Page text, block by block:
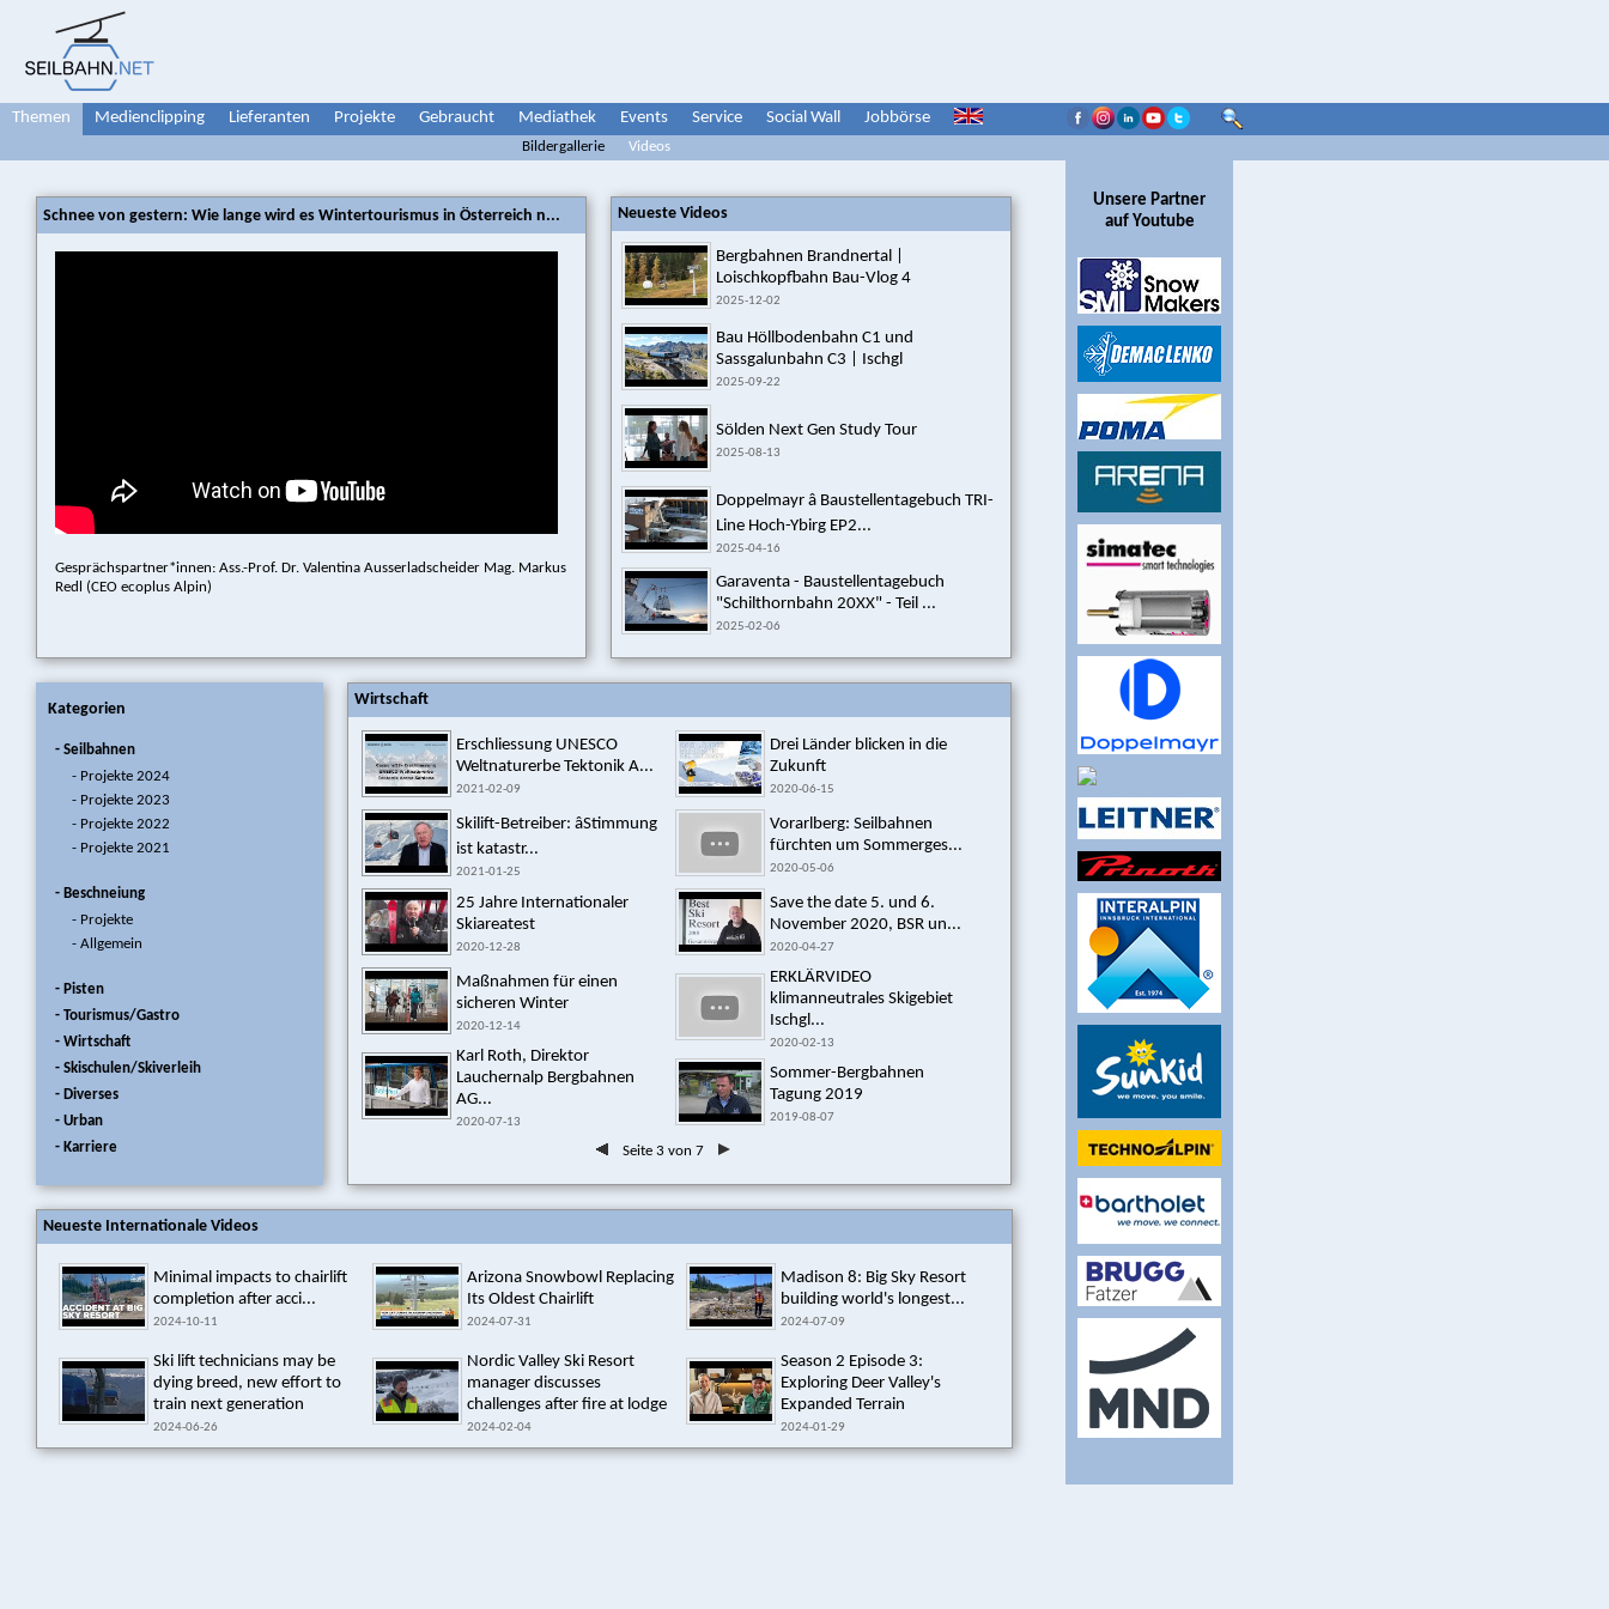
Themen Medienclipping Lieferanten Projekte Gebraucht Mediathek Events Service Social Wall Jobbörse
Bildergallerie Videos
Unsere Partner
auf Youtube
Schnee von gestern: Wie lange wird es Wintertourismus in Österreich n...
Gesprächspartner*innen: Ass.-Prof. Dr. Valentina Ausserladscheider Mag. Markus
Redl (CEO ecoplus Alpin)
Neueste Videos
Bergbahnen Brandnertal |
Loischkopfbahn Bau-Vlog 4
2025-12-02
Bau Höllbodenbahn C1 und
Sassgalunbahn C3 | Ischgl
2025-09-22
Sölden Next Gen Study Tour
2025-08-13
Doppelmayr â Baustellentagebuch TRI-
Line Hoch-Ybirg EP2...
2025-04-16
Garaventa - Baustellentagebuch
"Schilthornbahn 20XX" - Teil ...
2025-02-06
Kategorien
- Seilbahnen
- Projekte 2024
- Projekte 2023
- Projekte 2022
- Projekte 2021
- Beschneiung
- Projekte
- Allgemein
- Pisten
- Tourismus/Gastro
- Wirtschaft
- Skischulen/Skiverleih
- Diverses
- Urban
- Karriere
Wirtschaft
Erschliessung UNESCO
Weltnaturerbe Tektonik A...
2021-02-09
Skilift-Betreiber: âStimmung
ist katastr...
2021-01-25
25 Jahre Internationaler
Skiareatest
2020-12-28
Maßnahmen für einen
sicheren Winter
2020-12-14
Karl Roth, Direktor
Lauchernalp Bergbahnen
AG...
2020-07-13
Drei Länder blicken in die
Zukunft
2020-06-15
Vorarlberg: Seilbahnen
fürchten um Sommerges...
2020-05-06
Save the date 5. und 6.
November 2020, BSR un...
2020-04-27
ERKLÄRVIDEO
klimanneutrales Skigebiet
Ischgl...
2020-02-13
Sommer-Bergbahnen
Tagung 2019
2019-08-07
Seite 3 von 7
Neueste Internationale Videos
Minimal impacts to chairlift
completion after acci...
2024-10-11
Arizona Snowbowl Replacing
Its Oldest Chairlift
2024-07-31
Madison 8: Big Sky Resort
building world's longest...
2024-07-09
Ski lift technicians may be
dying breed, new effort to
train next generation
2024-06-26
Nordic Valley Ski Resort
manager discusses
challenges after fire at lodge
2024-02-04
Season 2 Episode 3:
Exploring Deer Valley's
Expanded Terrain
2024-01-29